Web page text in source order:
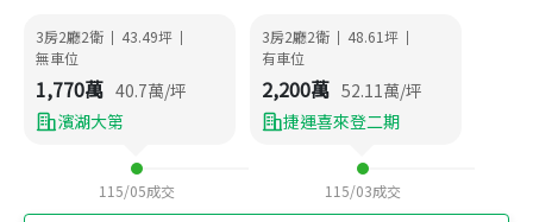
3房2廳2衛 | 43.49坪 |
無車位
1,770萬 40.7萬/坪
濱湖大第
115/05成交
3房2廳2衛 | 48.61坪 |
有車位
2,200萬 52.11 萬/坪
捷運喜來登二期
115/03成交